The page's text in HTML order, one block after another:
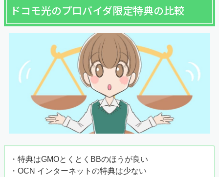
ドコモ光のプロバイダ限定特典の比較
・ 特典はGMOとくとくBBのほうが良い
・OCN インターネットの特典は少ない